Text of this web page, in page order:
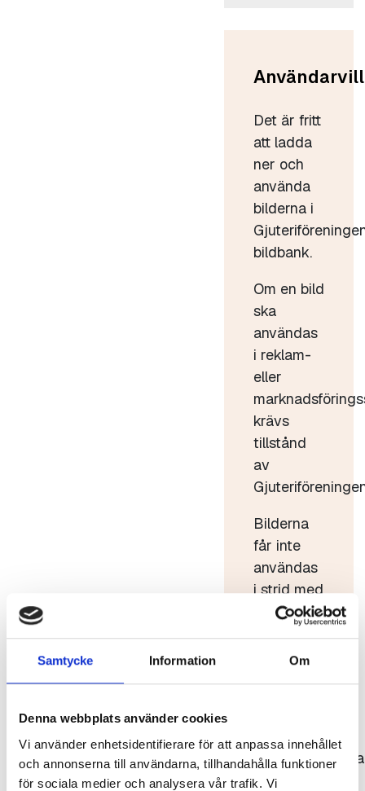
Samtycke Information Om
Denna webbplats använder cookies
Vi använder enhetsidentifierare för att anpassa innehållet
och annonserna till användarna, tillhandahålla funktioner
för sociala medier och analysera vår trafik. Vi
Det är fritt
att ladda
ner och
använda
bilderna i
bildbank.
Om en bild
ska
användas
i reklam-
eller
krävs
tillstånd
av
Bilderna
får inte
användas
i strid med
god sed.
Bilderna
får inte
Bildrättigheterna
tillhör